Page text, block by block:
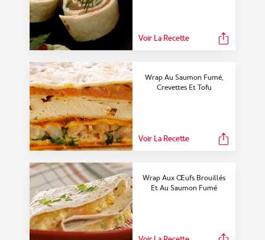
Voir La Recette
Wrap Au Saumon Fumé,
Crevettes Et Tofu
Voir La Recette
Wrap Aux Œufs Brouillés
Et Au Saumon Fumé